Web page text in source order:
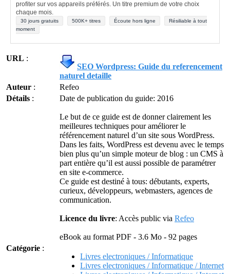
profiter sur vos appareils préférés. Un titre premium de votre choix
chaque mois.
30 jours gratuits 500K+ titres Écoute hors ligne
Résiliable à tout
moment
URL :
SEO Wordpress: Guide du referencement
naturel detaille
Auteur :
Refeo
Détails : Date de publication du guide: 2016
Le but de ce guide est de donner clairement les
meilleures techniques pour améliorer le
référencement naturel d’un site sous WordPress.
Dans les faits, WordPress est devenu avec le temps
bien plus qu’un simple moteur de blog : un CMS à
part entière qu’il est aussi possible de paramétrer
en site e-commerce.
Ce guide est destiné à tous: débutants, experts,
curieux, développeurs, webmasters, agences de
communication.
Licence du livre: Accès public via Refeo
eBook au format PDF - 3.6 Mo - 92 pages
Catégorie :
Livres electroniques / Informatique
Livres electroniques / Informatique / Internet